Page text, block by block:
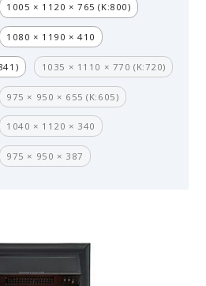
1005 × 1120 × 765 (K:800)
1080 × 1190 × 410
1035 × 1110 × 770 (K:720)
975 × 950 × 655 (K:605)
1040 × 1120 × 340
975 × 950 × 387